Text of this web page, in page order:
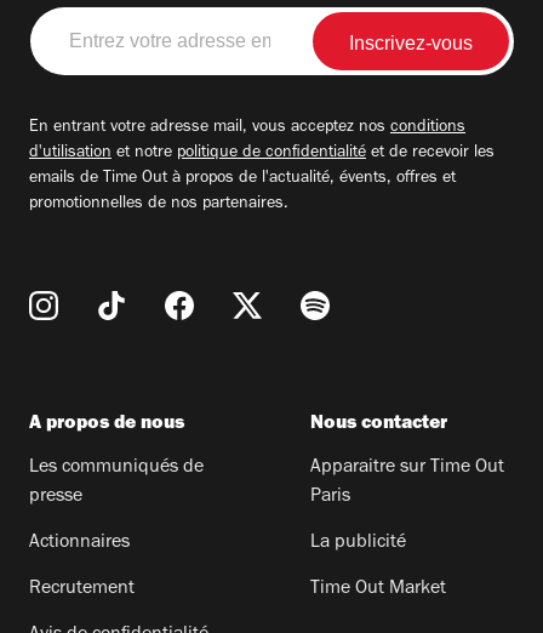
Entrez
votre
adresse
En entrant votre adresse mail, vous acceptez nos conditions
d'utilisation et notre politique de confidentialité et de recevoir les
emails de Time Out à propos de l'actualité, évents, offres et
promotionnelles de nos partenaires.
A propos de nous
Les communiqués de
presse
Actionnaires
Recrutement
Nous contacter
Apparaitre sur Time Out
Paris
La publicité
Time Out Market